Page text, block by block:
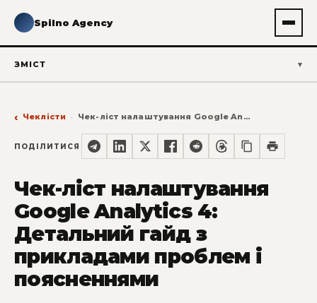
Spilno Agency
ЗМІСТ
Чеклісти Чек-ліст налаштування Google Analytics 4: Детальний гайд з прикладами проблем і поясненнями
ПОДІЛИТИСЯ
Чек-ліст налаштування
Google Analytics 4:
Детальний гайд з
прикладами проблем і
поясненнями